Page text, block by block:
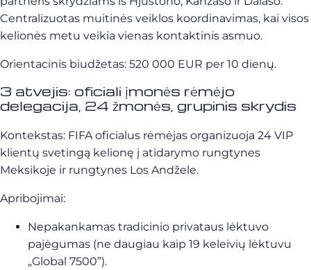
Centralizuotas muitinės veiklos koordinavimas, kai visos
kelionės metu veikia vienas kontaktinis asmuo.
Orientacinis biudžetas: 520 000 EUR per 10 dienų.
3 atvejis: oficiali įmonės rėmėjo
delegacija, 24 žmonės, grupinis skrydis
Kontekstas: FIFA oficialus rėmėjas organizuoja 24 VIP
klientų svetingą kelionę į atidarymo rungtynes
Meksikoje ir rungtynes Los Andžele.
Apribojimai:
Nepakankamas tradicinio privataus lėktuvo
pajėgumas (ne daugiau kaip 19 keleivių lėktuvu
„Global 7500”).